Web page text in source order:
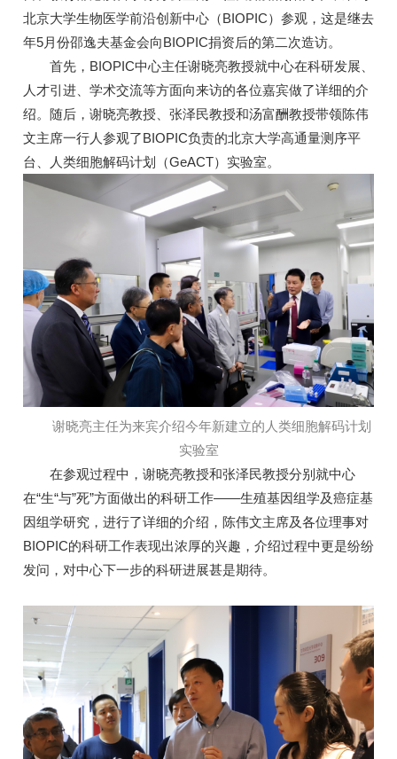
北京大学生物医学前沿创新中心（BIOPIC）参观，这是继去
年5月份邵逸夫基金会向BIOPIC捐资后的第二次造访。
首先，BIOPIC中心主任谢晓亮教授就中心在科研发展、
人才引进、学术交流等方面向来访的各位嘉宾做了详细的介
绍。随后，谢晓亮教授、张泽民教授和汤富酬教授带领陈伟
文主席一行人参观了BIOPIC负责的北京大学高通量测序平
台、人类细胞解码计划（GeACT）实验室。
谢晓亮主任为来宾介绍今年新建立的人类细胞解码计划
实验室
在参观过程中，谢晓亮教授和张泽民教授分别就中心
在“生“与”死”方面做出的科研工作——生殖基因组学及癌症基
因组学研究，进行了详细的介绍，陈伟文主席及各位理事对
BIOPIC的科研工作表现出浓厚的兴趣，介绍过程中更是纷纷
发问，对中心下一步的科研进展甚是期待。